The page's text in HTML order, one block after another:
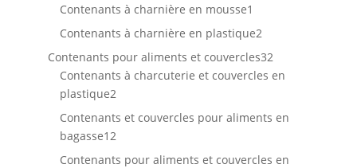
Contenants à charnière en mousse1
produit
Contenants à charnière en plastique22
produits
Contenants pour aliments et couvercles3232
produits
Contenants à charcuterie et couvercles en
plastique22
produits
Contenants et couvercles pour aliments en
bagasse1212
produits
Contenants pour aliments et couvercles en